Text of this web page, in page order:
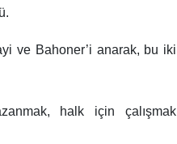
ve Bahoner’i anarak, bu iki
halk için çalışmak